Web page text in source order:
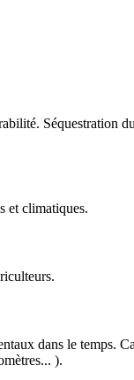
Séquestration
et climatiques.
dans le temps.
).